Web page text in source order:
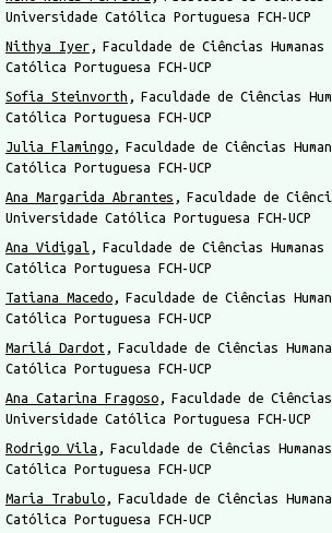
Universidade Católica Portuguesa FCH-UCP
Nithya Iyer
Faculdade de Ciências
Católica Portuguesa FCH-UCP
Sofia Steinvorth
Faculdade de Ciências
Católica Portuguesa FCH-UCP
Julia Flamingo
Faculdade de Ciências
Católica Portuguesa FCH-UCP
Ana Margarida Abrantes
Faculdade de
Universidade Católica Portuguesa FCH-UCP
Ana Vidigal
Faculdade de Ciências
Católica Portuguesa FCH-UCP
Tatiana Macedo
Faculdade de Ciências
Católica Portuguesa FCH-UCP
Marilá Dardot
Faculdade de Ciências
Católica Portuguesa FCH-UCP
Ana Catarina Fragoso
Faculdade de Ciências
Universidade Católica Portuguesa FCH-UCP
Rodrigo Vila
Faculdade de Ciências
Católica Portuguesa FCH-UCP
Maria Trabulo
Faculdade de Ciências
Católica Portuguesa FCH-UCP